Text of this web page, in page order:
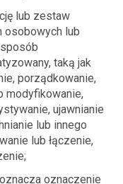
lub zestaw
osobowych lub
taką jak
porządkowanie,
modyfikowanie,
ujawnianie
lub innego
lub łączenie,
oznaczenie